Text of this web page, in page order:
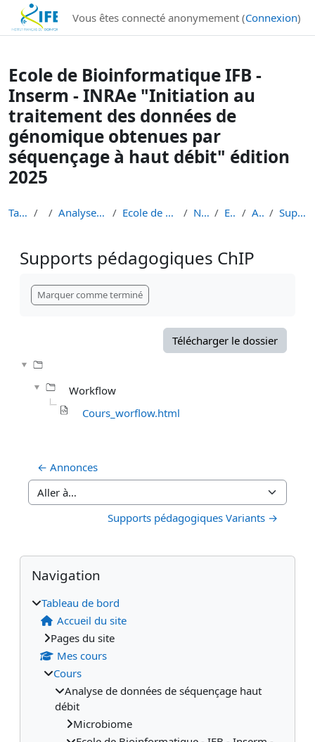
Institut Français de Bioinformatique - Les formations
Passer au contenu principalVous êtes connecté anonymement (Connexion)
Ecole de Bioinformatique IFB -
Inserm - INRAe "Initiation au
traitement des données de
génomique obtenues par
séquençage à haut débit" édition
2025
Tableau de bord Cours Analyse de données de séquençage haut débit Ecole de Bioinformatique - IFB - Inserm - INRAe EB... Niveau 1 débutant EB3I Niv 1 2025 Atelier ChIP-seq Supports pédagogiques ChIP
Supports pédagogiques ChIP
Marquer comme terminé
Télécharger le dossier
Workflow
Cours_worflow.html
← Annonces
Aller à…
Supports pédagogiques Variants →
Blocs
Blocs supplémentaires
Passer Navigation
Navigation
Tableau de bord
Accueil du site
Pages du site
Mes cours
Cours
Analyse de données de séquençage haut
débit
Microbiome